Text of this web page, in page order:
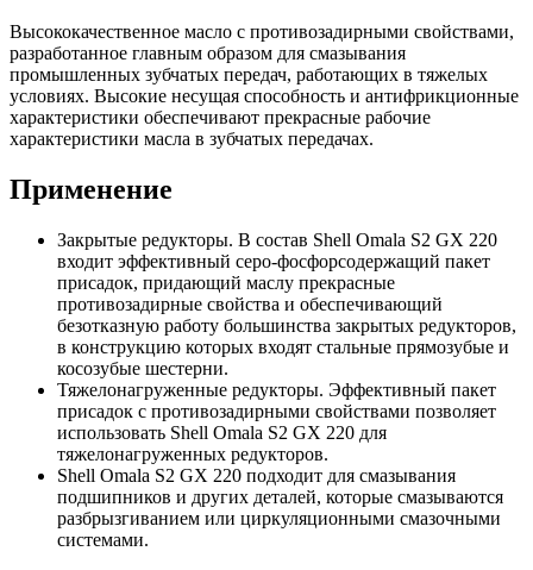
Высококачественное масло с противозадирными свойствами,
разработанное главным образом для смазывания
промышленных зубчатых передач, работающих в тяжелых
условиях. Высокие несущая способность и антифрикционные
характеристики обеспечивают прекрасные рабочие
характеристики масла в зубчатых передачах.
Применение
Закрытые редукторы. В состав Shell Omala S2 GX 220
входит эффективный серо-фосфорсодержащий пакет
присадок, придающий маслу прекрасные
противозадирные свойства и обеспечивающий
безотказную работу большинства закрытых редукторов,
в конструкцию которых входят стальные прямозубые и
косозубые шестерни.
Тяжелонагруженные редукторы. Эффективный пакет
присадок с противозадирными свойствами позволяет
использовать Shell Omala S2 GX 220 для
тяжелонагруженных редукторов.
Shell Omala S2 GX 220 подходит для смазывания
подшипников и других деталей, которые смазываются
разбрызгиванием или циркуляционными смазочными
системами.